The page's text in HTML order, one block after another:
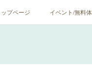
プページ イベント/無料